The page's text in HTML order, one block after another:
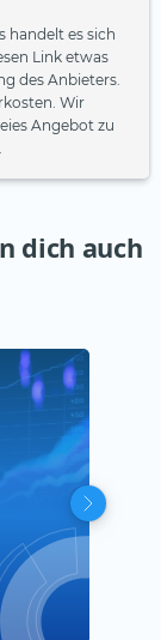
handelt es sich
Link etwas
des Anbieters.
Wir
Angebot zu
dich auch